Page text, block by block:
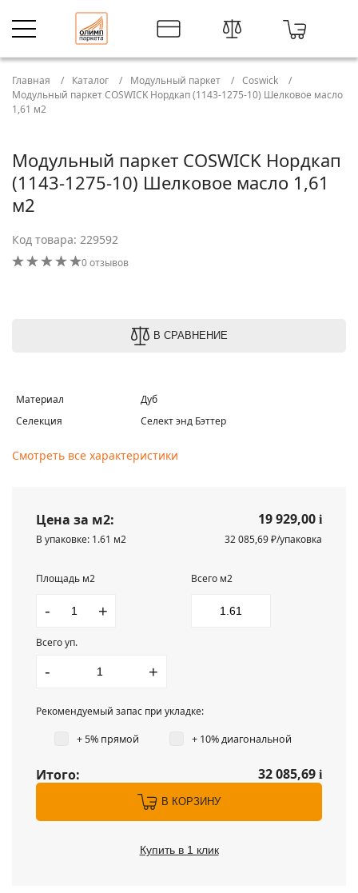
Главная Каталог Модульный паркет
Coswick
Модульный паркет COSWICK Нордкап (1143-1275-10) Шелковое масло
1,61 м2
Модульный паркет COSWICK Нордкап
(1143-1275-10) Шелковое масло 1,61
м2
Код товара: 229592
0 отзывов
В СРАВНЕНИЕ
Материал
Дуб
Селекция
Селект энд Бэттер
Смотреть все характеристики
Цена за м2: 19 929,00 i
В упаковке: 1.61 м2
32 085,69 ₽/упаковка
Площадь м2
- +
Всего м2
Всего уп.
- +
Рекомендуемый запас при укладке:
+ 5% прямой + 10% диагональной
Итого: 32 085,69 i
В КОРЗИНУ
Купить в 1 клик